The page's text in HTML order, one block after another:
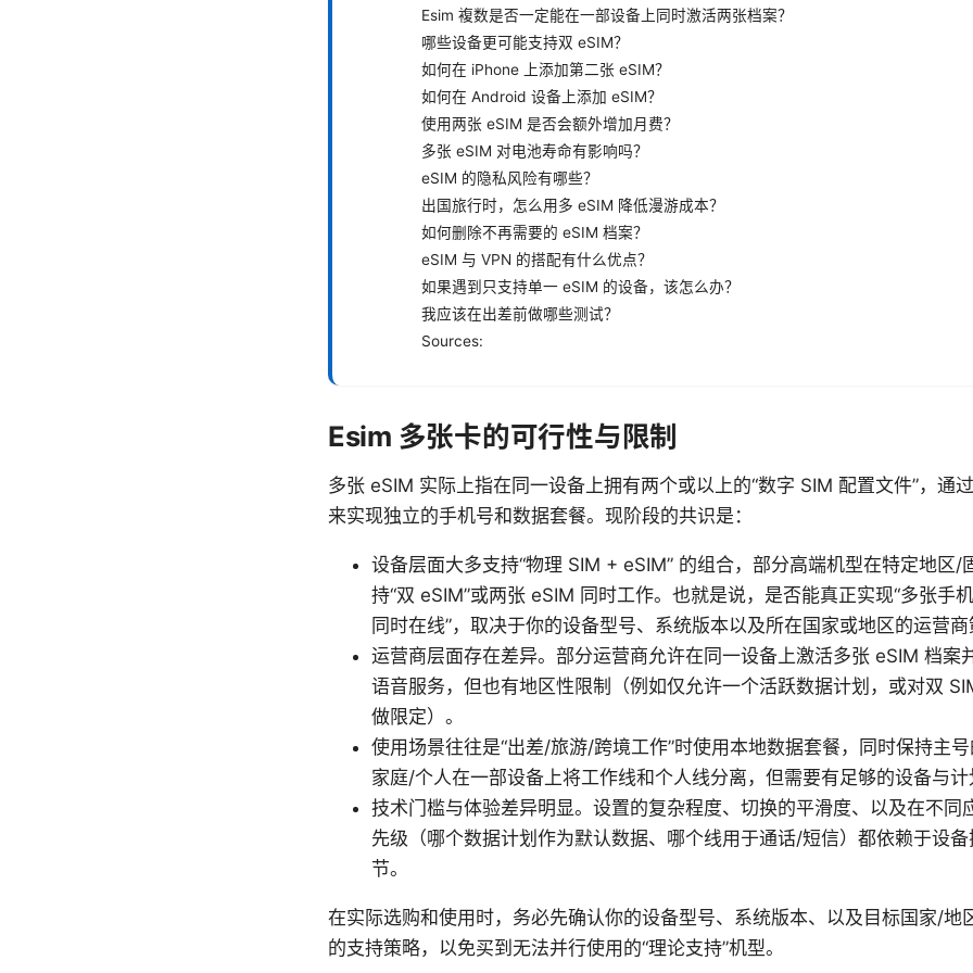
Esim 複数是否一定能在一部设备上同时激活两张档案？
哪些设备更可能支持双 eSIM？
如何在 iPhone 上添加第二张 eSIM？
如何在 Android 设备上添加 eSIM？
使用两张 eSIM 是否会额外增加月费？
多张 eSIM 对电池寿命有影响吗？
eSIM 的隐私风险有哪些？
出国旅行时，怎么用多 eSIM 降低漫游成本？
如何删除不再需要的 eSIM 档案？
eSIM 与 VPN 的搭配有什么优点？
如果遇到只支持单一 eSIM 的设备，该怎么办？
我应该在出差前做哪些测试？
Sources:
Esim 多张卡的可行性与限制
多张 eSIM 实际上指在同一设备上拥有两个或以上的“数字 SIM 配置文件”，通
来实现独立的手机号和数据套餐。现阶段的共识是：
设备层面大多支持“物理 SIM + eSIM” 的组合，部分高端机型在特定地区/
持“双 eSIM”或两张 eSIM 同时工作。也就是说，是否能真正实现“多张手
同时在线”，取决于你的设备型号、系统版本以及所在国家或地区的运营商
运营商层面存在差异。部分运营商允许在同一设备上激活多张 eSIM 档案
语音服务，但也有地区性限制（例如仅允许一个活跃数据计划，或对双
做限定）。
使用场景往往是“出差/旅游/跨境工作”时使用本地数据套餐，同时保持主
家庭/个人在一部设备上将工作线和个人线分离，但需要有足够的设备与计
技术门槛与体验差异明显。设置的复杂程度、切换的平滑度、以及在不同
先级（哪个数据计划作为默认数据、哪个线用于通话/短信）都依赖于设
节。
在实际选购和使用时，务必先确认你的设备型号、系统版本、以及目标国家/地
的支持策略，以免买到无法并行使用的“理论支持”机型。